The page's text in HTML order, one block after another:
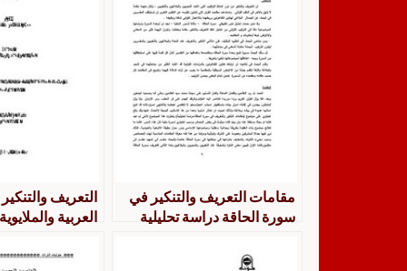
مقامات التعريف والتنكير في
سورة الحاقة دراسة تحليلية
التعريف
العربية